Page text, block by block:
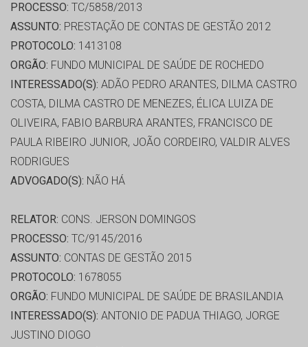
PROCESSO: TC/5858/2013
ASSUNTO: PRESTAÇÃO DE CONTAS DE GESTÃO 2012
PROTOCOLO: 1413108
ORGÃO: FUNDO MUNICIPAL DE SAÚDE DE ROCHEDO
INTERESSADO(S): ADÃO PEDRO ARANTES, DILMA CASTRO
COSTA, DILMA CASTRO DE MENEZES, ÉLICA LUIZA DE
OLIVEIRA, FABIO BARBURA ARANTES, FRANCISCO DE
PAULA RIBEIRO JUNIOR, JOÃO CORDEIRO, VALDIR ALVES
RODRIGUES
ADVOGADO(S): NÃO HÁ
RELATOR: CONS. JERSON DOMINGOS
PROCESSO: TC/9145/2016
ASSUNTO: CONTAS DE GESTÃO 2015
PROTOCOLO: 1678055
ORGÃO: FUNDO MUNICIPAL DE SAÚDE DE BRASILANDIA
INTERESSADO(S): ANTONIO DE PADUA THIAGO, JORGE
JUSTINO DIOGO